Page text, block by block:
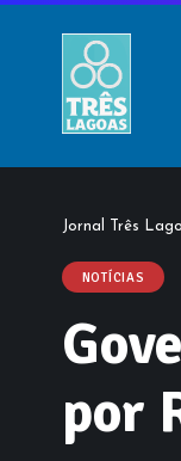
Jornal Três
NOTÍCIAS
por